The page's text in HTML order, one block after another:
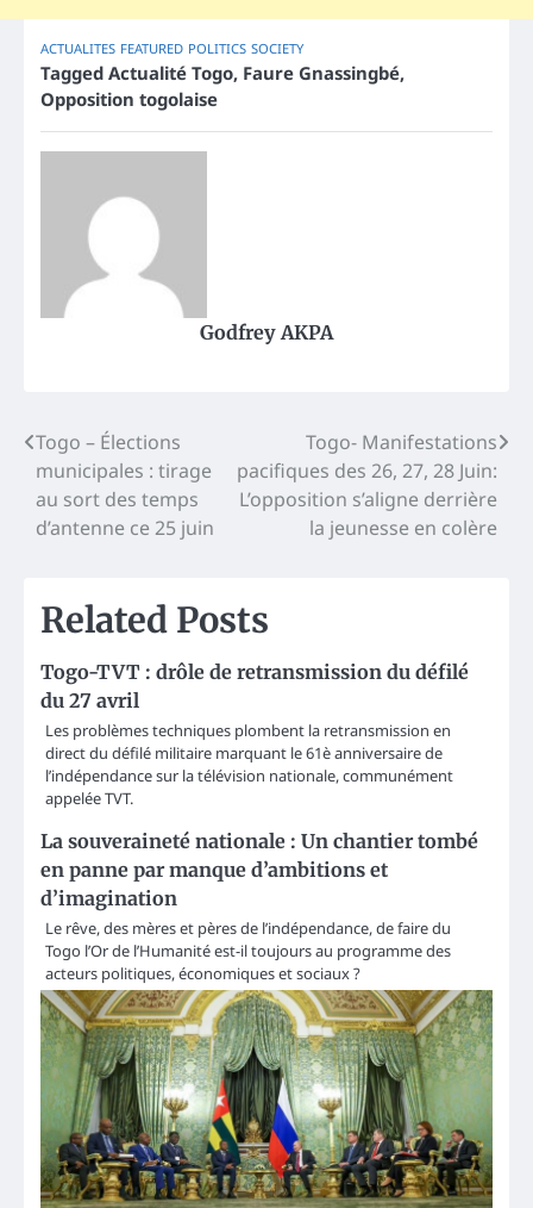
ACTUALITES FEATURED POLITICS SOCIETY
Tagged Actualité Togo, Faure Gnassingbé,
Opposition togolaise
Godfrey AKPA
Post
navigation
Togo – Élections
municipales : tirage
au sort des temps
d’antenne ce 25 juin
Togo- Manifestations
pacifiques des 26, 27, 28 Juin:
L’opposition s’aligne derrière
la jeunesse en colère
Related Posts
Togo-TVT : drôle de retransmission du défilé
du 27 avril
Les problèmes techniques plombent la retransmission en
direct du défilé militaire marquant le 61è anniversaire de
l’indépendance sur la télévision nationale, communément
appelée TVT.
La souveraineté nationale : Un chantier tombé
en panne par manque d’ambitions et
d’imagination
Le rêve, des mères et pères de l’indépendance, de faire du
Togo l’Or de l’Humanité est-il toujours au programme des
acteurs politiques, économiques et sociaux ?